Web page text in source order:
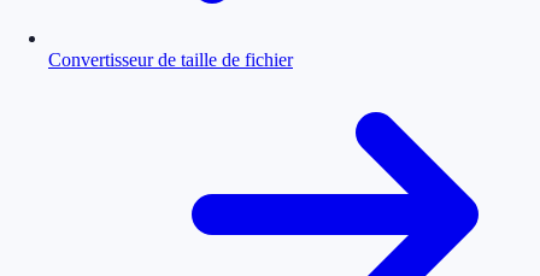
Convertisseur de taille de fichier